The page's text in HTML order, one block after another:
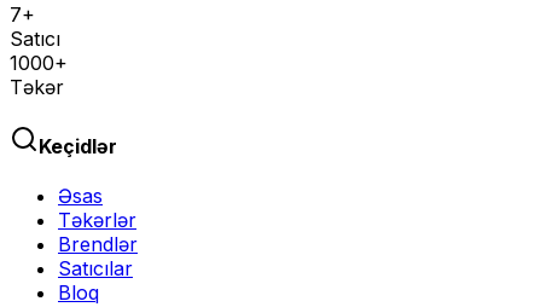
7+
Satıcı
1000+
Təkər
Keçidlər
Əsas
Təkərlər
Brendlər
Satıcılar
Bloq